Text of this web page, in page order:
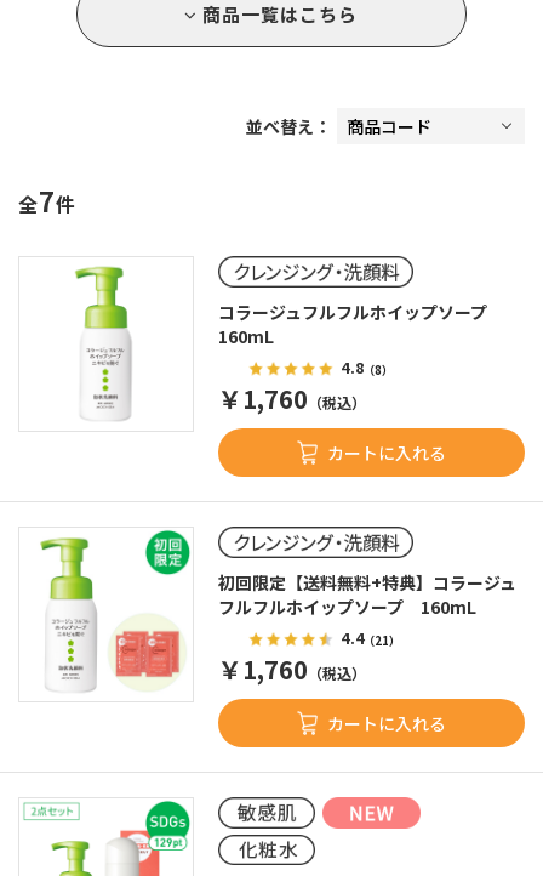
ッ
プ
商品一覧はこちら
並べ替え：
全7件
コラージュフルフルホイップソープ
160mL
4.8（8）
￥1,760 （税込）
カートに入れる
初回限定【送料無料+特典】コラージュ
フルフルホイップソープ 160mL
4.4（21）
￥1,760 （税込）
カートに入れる